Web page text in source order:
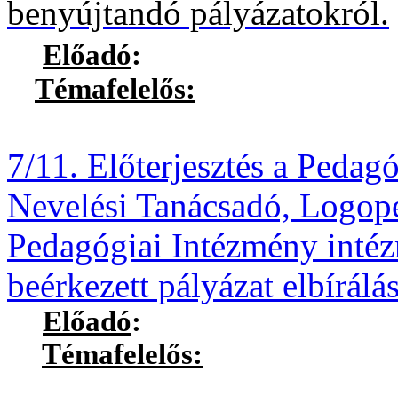
benyújtandó pályázatokról.
Előadó:
Témafelelős:
7/11. Előterjesztés a
Nevelési Tanácsadó,
Pedagógiai Intézmény
beérkezett pályázat
Előadó:
Témafelelős: